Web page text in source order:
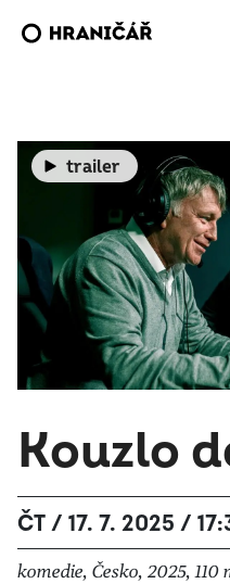
trailer
Kouzlo
ČT / 17. 7. 2025 /
komedie, Česko, 2025,